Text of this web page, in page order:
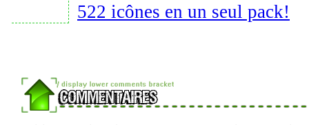
522 icônes en un seul pack!